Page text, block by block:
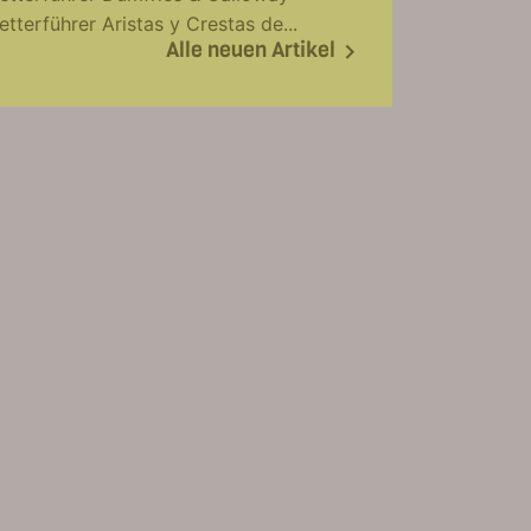
Aristas y Crestas de...
Alle neuen Artikel 